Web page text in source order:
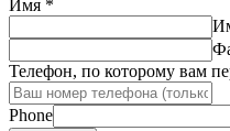
Имя *
Телефон, по которому вам
Phone